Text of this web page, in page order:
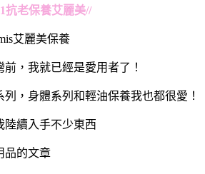
抗老保養艾麗美//
艾麗美保養
，我就已經是愛用者了！
，身體系列和輕油保養我也都很愛！
陸續入手不少東西
品的文章